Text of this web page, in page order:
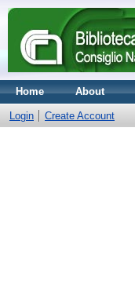
Home About
Login Create Account